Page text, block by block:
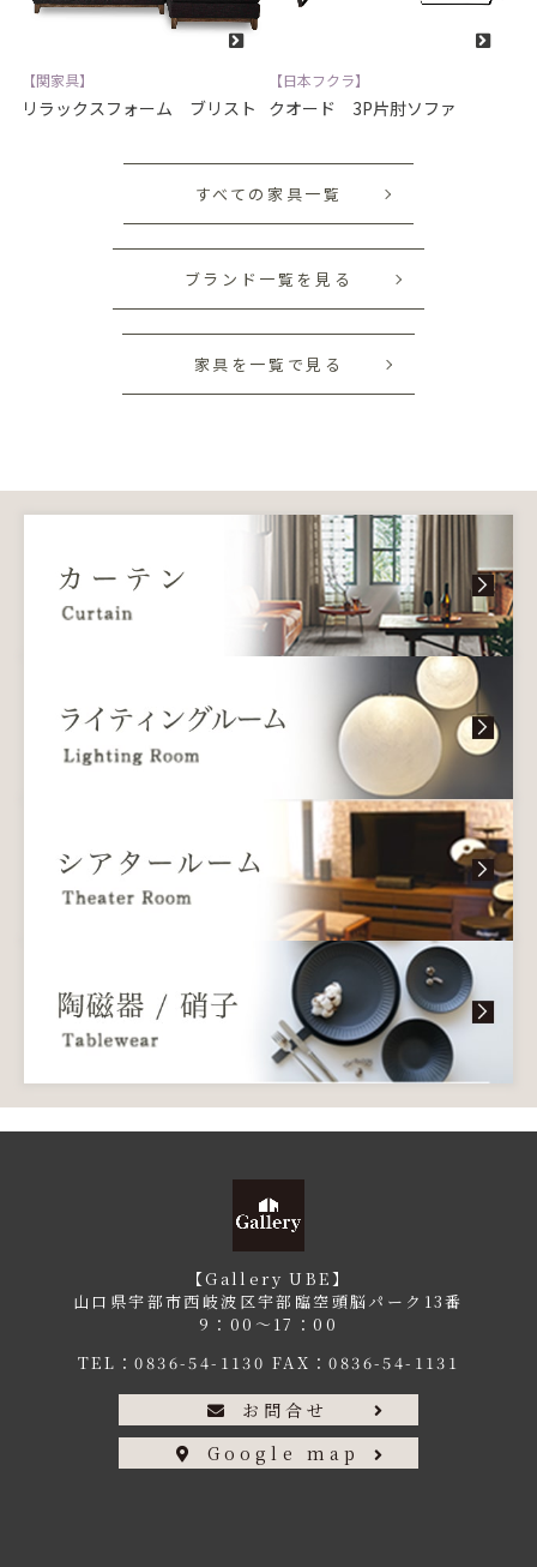
【関家具】
リラックスフォーム ブリスト
【日本フクラ】
クオード 3P片肘ソファ
すべての家具一覧
ブランド一覧を見る
家具を一覧で見る
【Gallery UBE】
山口県宇部市西岐波区宇部臨空頭脳パーク13番
9：00〜17：00
TEL：0836-54-1130 FAX：0836-54-1131
お問合せ
Google map